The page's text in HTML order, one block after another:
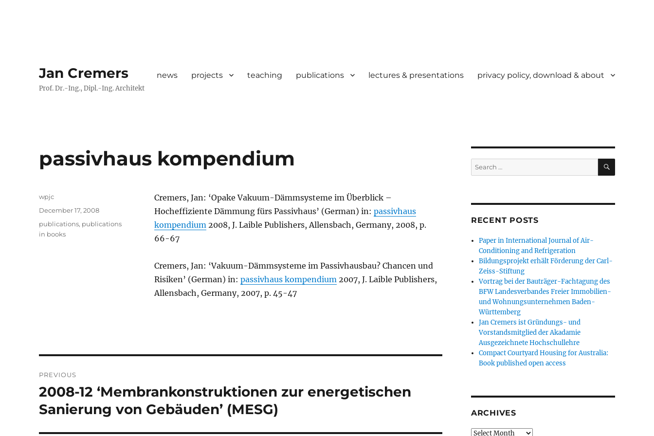
Jan Cremers
Prof. Dr.-Ing., Dipl.-Ing. Architekt
news projects teaching publications lectures & presentations privacy policy, download & about
passivhaus kompendium
Cremers, Jan: ‘Opake Vakuum-Dämmsysteme im Überblick –
Hocheffiziente Dämmung fürs Passivhaus’ (German) in: passivhaus
kompendium2008, J. Laible Publishers, Allensbach, Germany, 2008, p.
66-67
Cremers, Jan: ‘Vakuum-Dämmsysteme im Passivhausbau? Chancen und
Risiken’ (German) in: passivhaus kompendium2007, J. Laible Publishers,
Allensbach, Germany, 2007, p. 45-47
Author
wpjc
Posted
December 17, 2008
Categories
publications, publications
in books
navigation
PREVIOUS
Previous
post:
2008-12 ‘Membrankonstruktionen zur energetischen
Sanierung von Gebäuden’ (MESG)
Search
for:
SEARCH
RECENT POSTS
Paper in International Journal of Air-
Conditioning and Refrigeration
Bildungsprojekt erhält Förderung der Carl-
Zeiss-Stiftung
Vortrag bei der Bauträger-Fachtagung des
BFW Landesverbandes Freier Immobilien-
und Wohnungsunternehmen Baden-
Württemberg
Jan Cremers ist Gründungs- und
Vorstandsmitglied der Akadamie
Ausgezeichnete Hochschullehre
Compact Courtyard Housing for Australia:
Book published open access
ARCHIVES
Archives